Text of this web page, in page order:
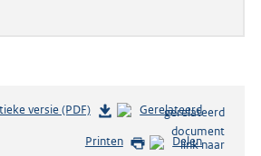
versie (PDF)b
s
Gerelateerd
Printen Delen